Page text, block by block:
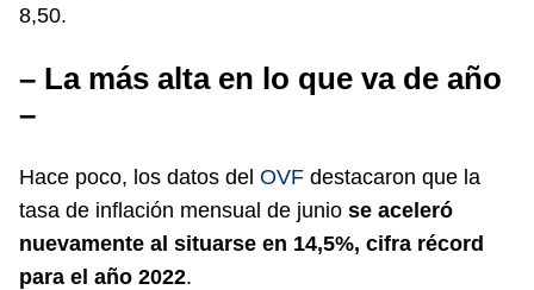
8,50.
– La más alta en lo que va de año
–
Hace poco, los datos del OVF destacaron que la
tasa de inflación mensual de junio se aceleró
nuevamente al situarse en 14,5%, cifra récord
para el año 2022.